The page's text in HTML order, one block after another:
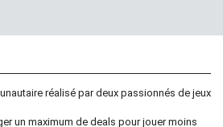
réalisé par deux passionnés de jeux
un maximum de deals pour jouer moins